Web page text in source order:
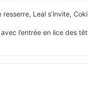
Leal s’invite,
l’entrée en lice des